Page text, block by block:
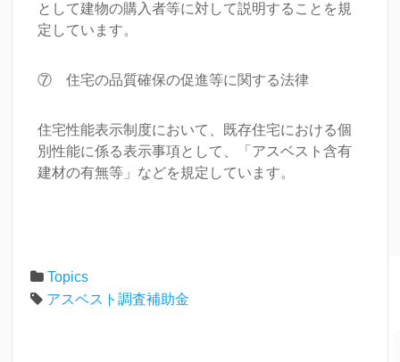
として建物の購入者等に対して説明することを規
定しています。
⑦ 住宅の品質確保の促進等に関する法律
住宅性能表示制度において、既存住宅における個
別性能に係る表示事項として、「アスベスト含有
建材の有無等」などを規定しています。
Topics
アスベスト調査補助金